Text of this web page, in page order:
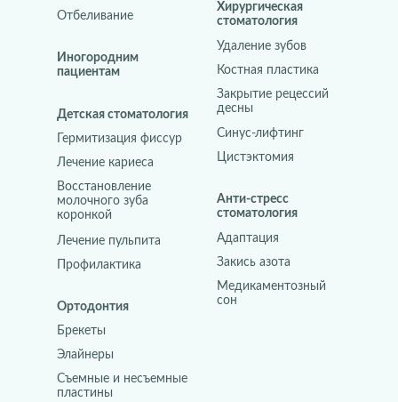
Отбеливание
Иногородним
пациентам
Восстановление
молочного зуба
коронкой
Лечение пульпита
Профилактика
Лечение кариеса
Гермитизация фиссур
Детская стоматология
Закрытие рецессий
десны
Синус-лифтинг
Цистэктомия
Костная пластика
Удаление зубов
Хирургическая
стоматология
Элайнеры
Съемные и несъемные
пластины
Брекеты
Ортодонтия
Закись азота
Медикаментозный
сон
Адаптация
Анти-стресс
стоматология